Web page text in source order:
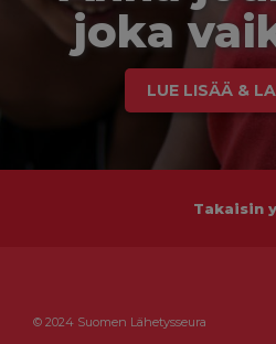
joka
LUE LISÄÄ &
Takaisin
© 2024 Suomen Lähetysseura